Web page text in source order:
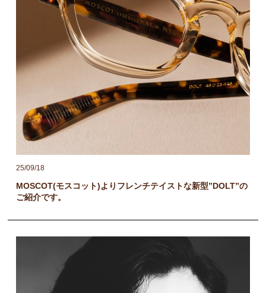
25/09/18
MOSCOT(モスコット)よりフレンチテイストな新型”DOLT”の
ご紹介です。